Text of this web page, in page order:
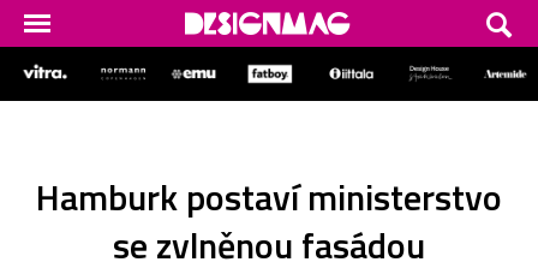
Hamburk postaví ministerstvo
se zvlněnou fasádou